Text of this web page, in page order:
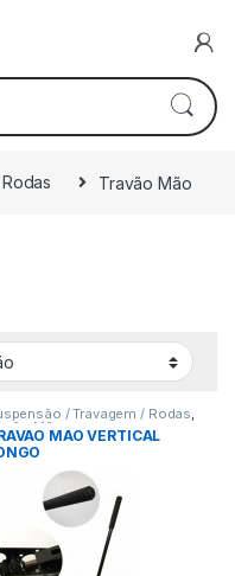
Travão Mão
/ Travagem / Rodas,
MãoMAO VERTICAL